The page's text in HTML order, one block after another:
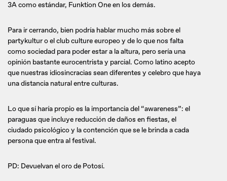
3A como estándar, Funktion One en los demás.
Para ir cerrando, bien podría hablar mucho más sobre el
partykultur o el club culture europeo y de lo que nos falta
como sociedad para poder estar a la altura, pero sería una
opinión bastante eurocentrista y parcial. Como latino acepto
que nuestras idiosincracias sean diferentes y celebro que haya
una distancia natural entre culturas.
Lo que sí haría propio es la importancia del “awareness”: el
paraguas que incluye reducción de daños en fiestas, el
ciudado psicológico y la contención que se le brinda a cada
persona que entra al festival.
PD: Devuelvan el oro de Potosí.